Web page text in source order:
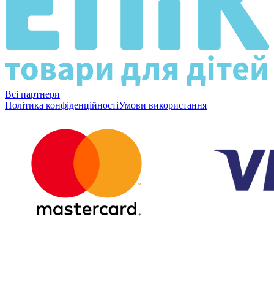
Всі партнери
Політика конфіденційностіУмови використання